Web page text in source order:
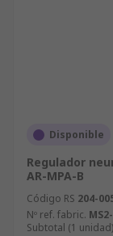
Disponible
Regulador
AR-MPA-B
Código RS 204-
Nº ref. fabric.
Subtotal (1 unidad)